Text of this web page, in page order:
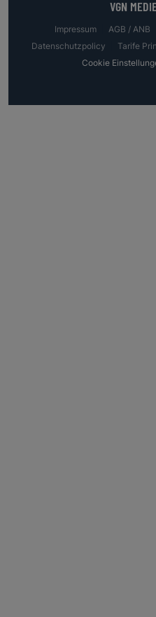
VGN
Impressum AGB / ANB
Datenschutzpolicy
Tarife
Cookie